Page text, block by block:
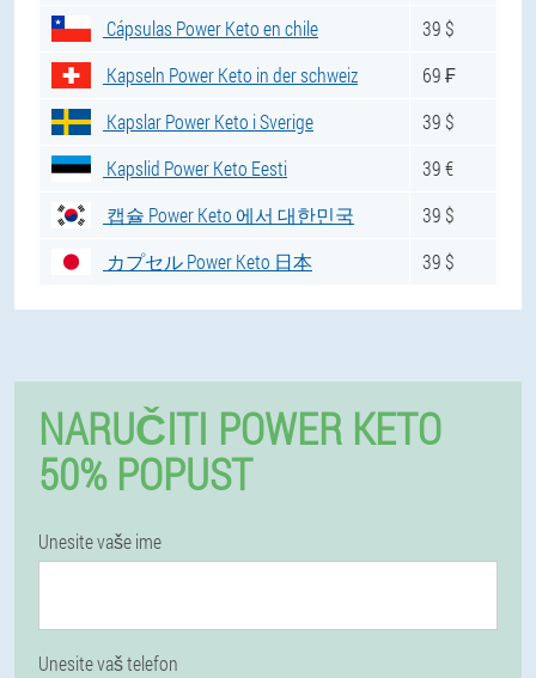
Cápsulas Power Keto en chile
39 $
Kapseln Power Keto in der schweiz
69 ₣
Kapslar Power Keto i Sverige
39 $
Kapslid Power Keto Eesti
39 €
캡슐 Power Keto 에서 대한민국
39 $
カプセル Power Keto 日本
39 $
NARUČITI POWER KETO
50% POPUST
Unesite vaše ime
Unesite vaš telefon